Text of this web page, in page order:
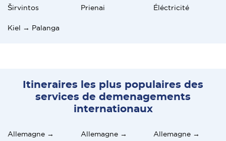
Širvintos
Prienai
Éléctricité
Kiel → Palanga
Itineraires les plus populaires des
services de demenagements
internationaux
Allemagne →
Allemagne →
Allemagne →